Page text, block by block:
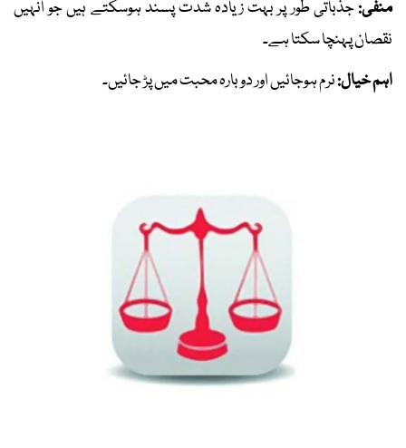
منفی:جذباتی طور پر بہت زیادہ شدت پسند ہوسکتے ہیں جو انہیں
نقصان پہنچا سکتا ہے۔
اہم خیال:نرم ہوجائیں اور دوبارہ محبت میں پڑ جائیں۔